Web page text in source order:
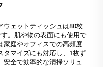
ウェットティッシュは80枚
。肌や物の表面にも使用で
家庭やオフィスでの高頻度
タマイズにも対応し、1枚ず
全で効率的な清掃ソリュ